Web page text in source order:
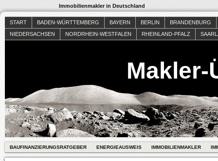
Immobilienmakler in Deutschland
START BADEN-WÜRTTEMBERG BAYERN BERLIN
BRANDENBURG
NIEDERSACHSEN
NORDRHEIN-WESTFALEN RHEINLAND-PFALZ
Makler-
BAUFINANZIERUNGSRATGEBER ENERGIEAUSWEIS IMMOBILIENMAKLER